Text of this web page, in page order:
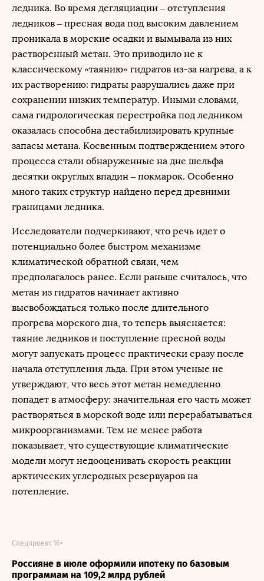
ледника. Во время дегляциации – отступления
ледников – пресная вода под высоким давлением
проникала в морские осадки и вымывала из них
растворенный метан. Это приводило не к
классическому «таянию» гидратов из-за нагрева, а к
их растворению: гидраты разрушались даже при
сохранении низких температур. Иными словами,
сама гидрологическая перестройка под ледником
оказалась способна дестабилизировать крупные
запасы метана. Косвенным подтверждением этого
процесса стали обнаруженные на дне шельфа
десятки округлых впадин – покмарок. Особенно
много таких структур найдено перед древними
границами ледника.
Исследователи подчеркивают, что речь идет о
потенциально более быстром механизме
климатической обратной связи, чем
предполагалось ранее. Если раньше считалось, что
метан из гидратов начинает активно
высвобождаться только после длительного
прогрева морского дна, то теперь выясняется:
таяние ледников и поступление пресной воды
могут запускать процесс практически сразу после
начала отступления льда. При этом ученые не
утверждают, что весь этот метан немедленно
попадет в атмосферу: значительная его часть может
растворяться в морской воде или перерабатываться
микроорганизмами. Тем не менее работа
показывает, что существующие климатические
модели могут недооценивать скорость реакции
арктических углеродных резервуаров на
потепление.
Россияне в июле оформили ипотеку по базовым
программам на 109,2 млрд рублей
Спецпроект 16+